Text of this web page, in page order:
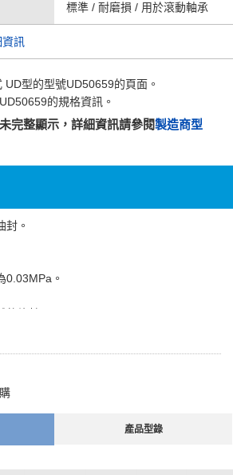
標準 / 耐磨損 / 用於滾動軸承
訊
UD型的型號UD50659的頁面。
的規格資訊。
完整顯示，詳細資訊請參閱製造商型
封。
0.03MPa。
旋轉用。
產品型錄